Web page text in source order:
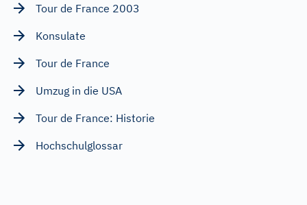
Tour de France 2003
Konsulate
Tour de France
Umzug in die USA
Tour de France: Historie
Hochschulglossar